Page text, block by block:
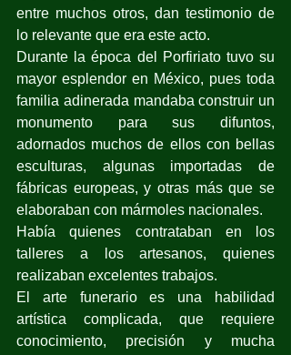
entre muchos otros, dan testimonio de
lo relevante que era este acto.
Durante la época del Porfiriato tuvo su
mayor esplendor en México, pues toda
familia adinerada mandaba construir un
monumento para sus difuntos,
adornados muchos de ellos con bellas
esculturas, algunas importadas de
fábricas europeas, y otras más que se
elaboraban con mármoles nacionales.
Había quienes contrataban en los
talleres a los artesanos, quienes
realizaban excelentes trabajos.
El arte funerario es una habilidad
artística complicada, que requiere
conocimiento, precisión y mucha